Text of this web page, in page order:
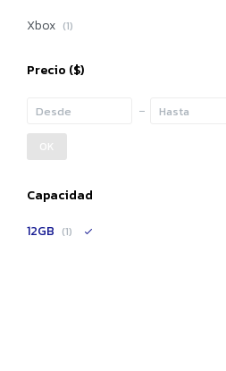
Xbox (1)
Precio ($)
OK
Capacidad
12GB (1)